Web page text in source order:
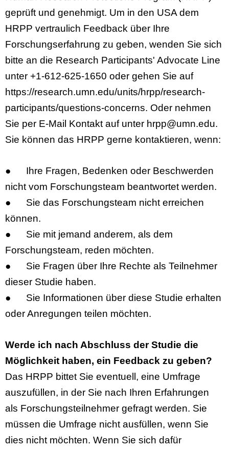
geprüft und genehmigt. Um in den USA dem
HRPP vertraulich Feedback über Ihre
Forschungserfahrung zu geben, wenden Sie sich
bitte an die Research Participants' Advocate Line
unter +1-612-625-1650 oder gehen Sie auf
https://research.umn.edu/units/hrpp/research-
participants/questions-concerns. Oder nehmen
Sie per E-Mail Kontakt auf unter hrpp@umn.edu.
Sie können das HRPP gerne kontaktieren, wenn:
●
Ihre Fragen, Bedenken oder Beschwerden
nicht vom Forschungsteam beantwortet werden.
●
Sie das Forschungsteam nicht erreichen
können.
●
Sie mit jemand anderem, als dem
Forschungsteam, reden möchten.
●
Sie Fragen über Ihre Rechte als Teilnehmer
dieser Studie haben.
●
Sie Informationen über diese Studie erhalten
oder Anregungen teilen möchten.
Werde ich nach Abschluss der Studie die
Möglichkeit haben, ein Feedback zu geben?
Das HRPP bittet Sie eventuell, eine Umfrage
auszufüllen, in der Sie nach Ihren Erfahrungen
als Forschungsteilnehmer gefragt werden. Sie
müssen die Umfrage nicht ausfüllen, wenn Sie
dies nicht möchten. Wenn Sie sich dafür